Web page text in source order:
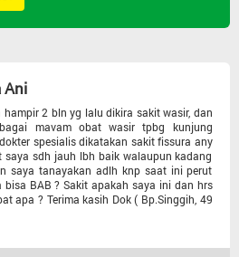
Ani
hampir 2 bln yg lalu dikira sakit wasir, dan
mavam obat wasir tpbg kunjung
spesialis dikatakan sakit fissura any
sdh jauh lbh baik walaupun kadang
saya tanayakan adlh knp saat ini perut
BAB ? Sakit apakah saya ini dan hrs
apa ? Terima kasih Dok ( Bp.Singgih, 49